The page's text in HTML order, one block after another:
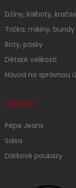
Džíny, kalhoty,
Trička, mikiny, bundy
Boty, pásky
Dětské velikosti
Návod na správnou
ZNAČKY
Pepe Jeans
Salsa
Dárkové poukazy